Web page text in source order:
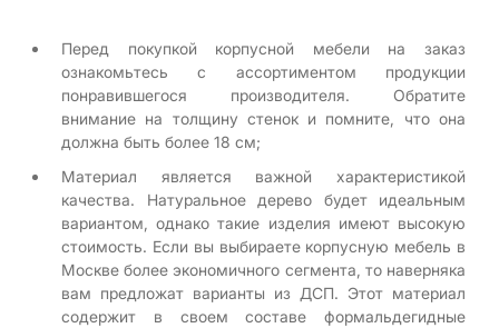
Перед покупкой корпусной мебели на заказ
ознакомьтесь с ассортиментом продукции
понравившегося производителя. Обратите
внимание на толщину стенок и помните, что она
должна быть более 18 см;
Материал является важной характеристикой
качества. Натуральное дерево будет идеальным
вариантом, однако такие изделия имеют высокую
стоимость. Если вы выбираете корпусную мебель в
Москве более экономичного сегмента, то наверняка
вам предложат варианты из ДСП. Этот материал
содержит в своем составе формальдегидные